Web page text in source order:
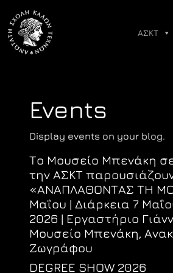
content
ΑΣΚΤ
Events
Display events on your blog.
Το Μουσείο Μπενάκη
την ΑΣΚΤ
«ΑΝΑΠΛΑΘΟΝΤΑΣ ΤΗ
Μαΐου | Διάρκεια 7
2026 | Εργαστήριο
Μουσείο Μπενάκη,
Ζωγράφου
DEGREE SHOW 2026